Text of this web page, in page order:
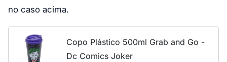
no caso acima.
Copo Plástico 500ml Grab and Go -
Dc Comics Joker